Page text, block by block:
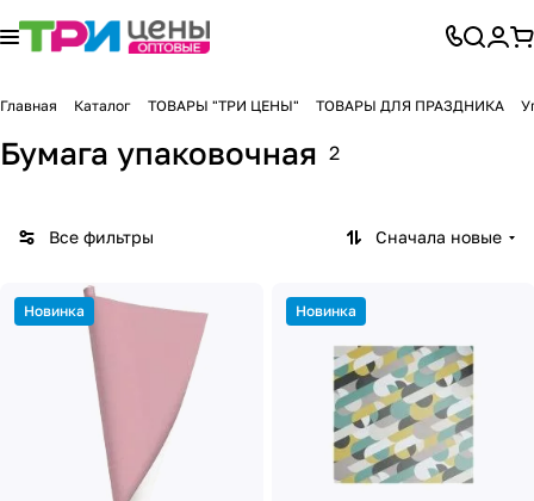
Главная Каталог ТОВАРЫ "ТРИ ЦЕНЫ" ТОВАРЫ ДЛЯ ПРАЗДНИКА
Бумага упаковочная 2
Все фильтры Сначала новые
Новинка Новинка